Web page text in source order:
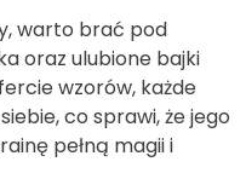
warto brać pod
oraz ulubione bajki
wzorów, każde
co sprawi, że jego
pełną magii i